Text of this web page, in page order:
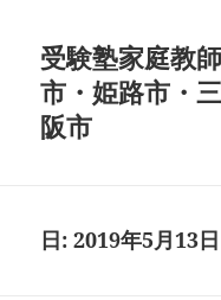
受験塾家庭教
市・姫路市・
阪市
日:2019年5月13日